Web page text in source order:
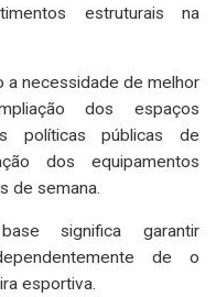
estruturais na
a necessidade de melhor
dos espaços
políticas públicas de
dos equipamentos
de semana.
significa garantir
de o
esportiva.